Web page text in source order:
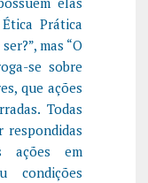
Prática
mas “O
se sobre
que ações
Todas
respondidas
ações em
condições